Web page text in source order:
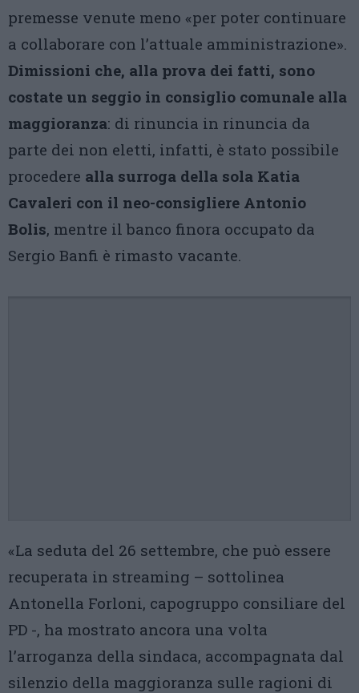
premesse venute meno «per poter continuare
a collaborare con l’attuale amministrazione».
Dimissioni che, alla prova dei fatti, sono
costate un seggio in consiglio comunale alla
maggioranza: di rinuncia in rinuncia da
parte dei non eletti, infatti, è stato possibile
procedere alla surroga della sola Katia
Cavaleri con il neo-consigliere Antonio
Bolis, mentre il banco finora occupato da
Sergio Banfi è rimasto vacante.
«La seduta del 26 settembre, che può essere
recuperata in streaming – sottolinea
Antonella Forloni, capogruppo consiliare del
PD -, ha mostrato ancora una volta
l’arroganza della sindaca, accompagnata dal
silenzio della maggioranza sulle ragioni di